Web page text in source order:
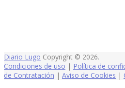
Diario Lugo Copyright © 2026.
Condiciones de uso | Política de
de Contratación | Aviso de Cookies |